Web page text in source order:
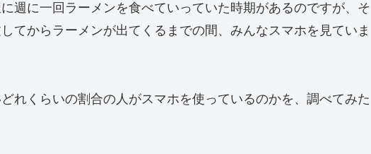
週に一回ラーメンを食べていっていた時期があるのですが、そ
てからラーメンが出てくるまでの間、みんなスマホを見ていま
れくらいの割合の人がスマホを使っているのかを、調べてみた